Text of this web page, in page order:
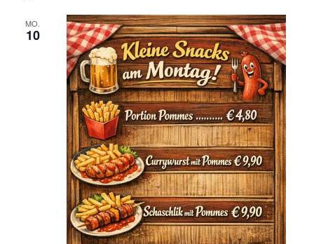
MO.
10